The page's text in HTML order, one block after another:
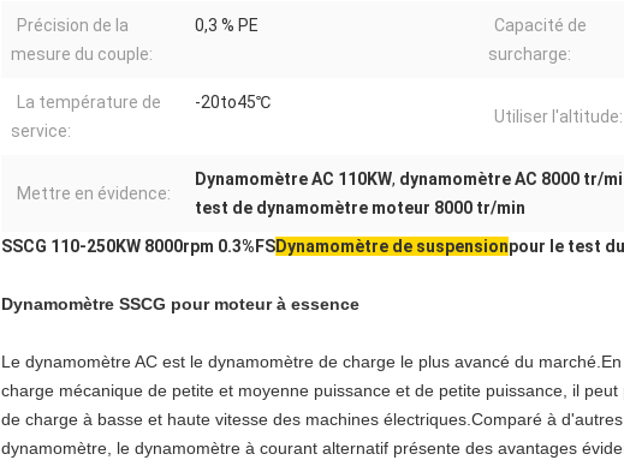
Précision de la
mesure du couple:
0,3 % PE
Capacité de
surcharge:
La température de
service:
-20to45℃
Utiliser l'altitude:
Mettre en évidence:
Dynamomètre AC 110KW, dynamomètre AC 8000 tr/
test de dynamomètre moteur 8000 tr/min
SSCG 110-250KW 8000rpm 0.3%FSDynamomètre de suspensionpour le test
Dynamomètre SSCG pour moteur à essence
Le dynamomètre AC est le dynamomètre de charge le plus avancé du
charge mécanique de petite et moyenne puissance et de petite puissance, il
de charge à basse et haute vitesse des machines électriques.Comparé à
dynamomètre, le dynamomètre à courant alternatif présente des avantages